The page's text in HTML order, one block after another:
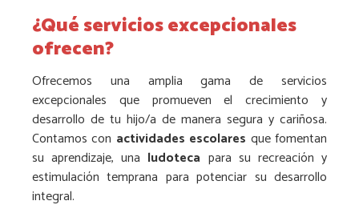
¿Qué servicios excepcionales
ofrecen?
Ofrecemos una amplia gama de servicios
excepcionales que promueven el crecimiento y
desarrollo de tu hijo/a de manera segura y cariñosa.
Contamos con actividades escolares que fomentan
su aprendizaje, una ludoteca para su recreación y
estimulación temprana para potenciar su desarrollo
integral.